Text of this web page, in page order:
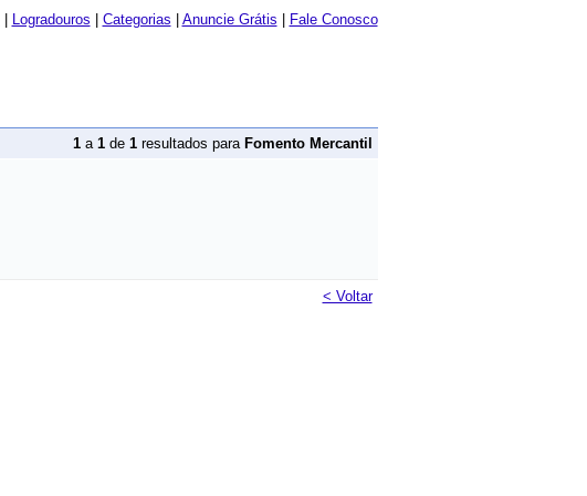
Logradouros Categorias Anuncie Grátis Fale Conosco
1a 1de 1resultados para Fomento Mercantil
< Voltar